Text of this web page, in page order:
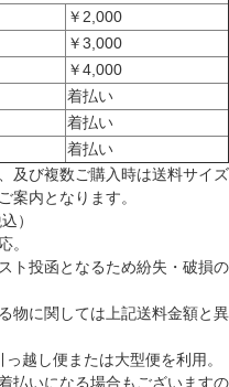
￥2,000
￥3,000
￥4,000
着払い
着払い
着払い
及び複数ご購入時は送料サイズ
案内となります。
）
。
ト投函となるため紛失・破損の
物に関しては上記送料金額と異
越し便または大型便を利用。
払いになる場合もございますの